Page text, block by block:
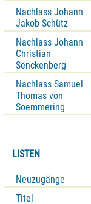
Nachlass Johann
Jakob Schütz
Nachlass Johann
Christian
Senckenberg
Nachlass Samuel
Thomas von
Soemmering
LISTEN
Neuzugänge
Titel